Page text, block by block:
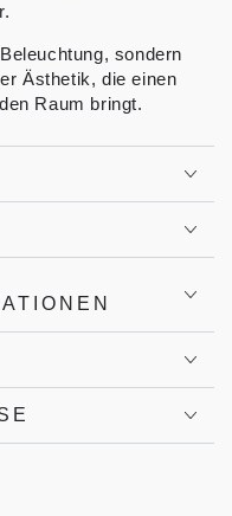
sondern
Ästhetik, die einen
Raum bringt.